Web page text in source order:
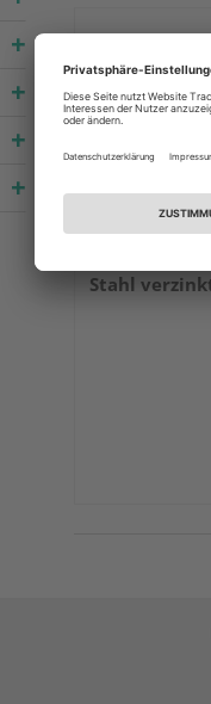
SWG
Stahl